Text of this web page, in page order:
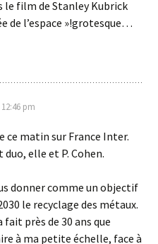
le film de Stanley Kubrick
de l’espace »!grotesque…
pm
ce matin sur France Inter.
elle et P. Cohen.
donner comme un objectif
le recyclage des métaux.
fait près de 30 ans que
à ma petite échelle, face à